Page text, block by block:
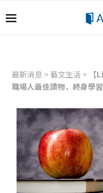
最新消息 > 藝文生活 >
職場人最佳讀物，終身學